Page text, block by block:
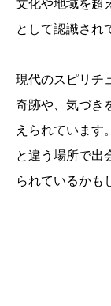
文化や地域を超
として認識され
現代のスピリチ
奇跡や、気づき
えられています
と違う場所で出
られているかも